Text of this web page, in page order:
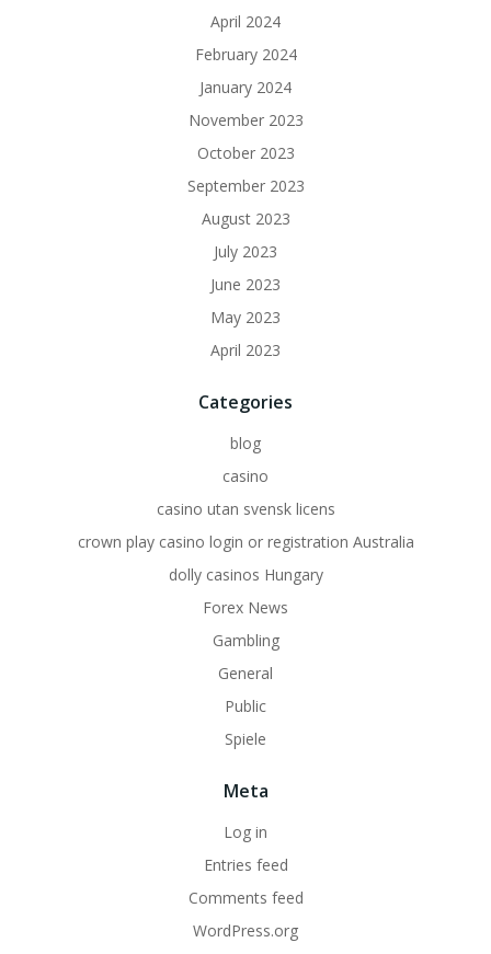
April 2024
February 2024
January 2024
November 2023
October 2023
September 2023
August 2023
July 2023
June 2023
May 2023
April 2023
Categories
blog
casino
casino utan svensk licens
crown play casino login or registration Australia
dolly casinos Hungary
Forex News
Gambling
General
Public
Spiele
Meta
Log in
Entries feed
Comments feed
WordPress.org